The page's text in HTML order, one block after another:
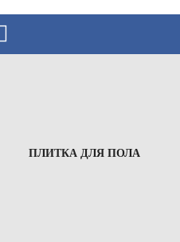
ПЛИТКА ДЛЯ ПОЛА